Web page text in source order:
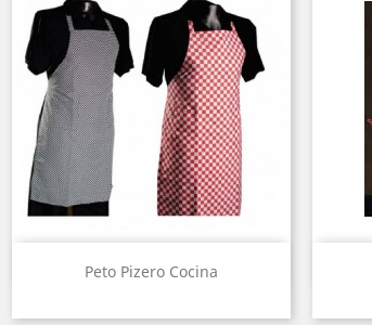
Peto Pizero Cocina
Vista rápida